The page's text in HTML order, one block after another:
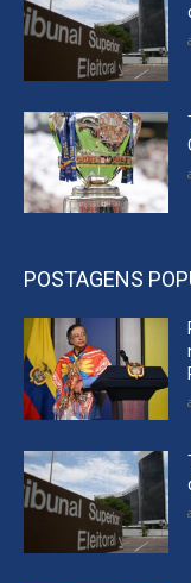
POSTAGENS